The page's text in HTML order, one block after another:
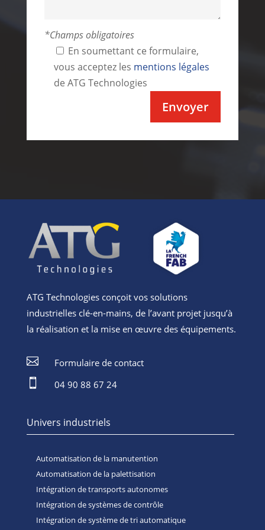
*Champs obligatoires
En soumettant ce formulaire,
vous acceptez les mentions légales
de ATG Technologies
ATG Technologies conçoit vos solutions
industrielles clé-en-mains, de l’avant projet jusqu’à
la réalisation et la mise en œuvre des équipements.

Formulaire de contact

04 90 88 67 24
Univers industriels
Automatisation de la manutention
Automatisation de la palettisation
Intégration de transports autonomes
Intégration de systèmes de contrôle
Intégration de système de tri automatique